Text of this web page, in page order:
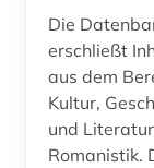
kritik (1)
Die
erschließt
aus dem
Kultur,
und
Romanistik.